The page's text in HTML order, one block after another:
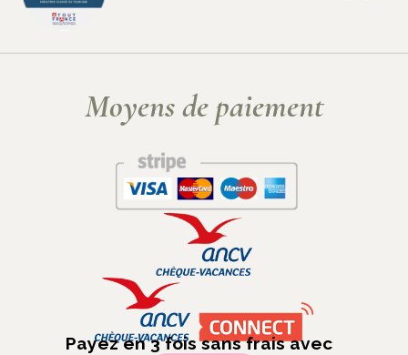
Moyens de paiement
Payez en 3 fois sans frais avec